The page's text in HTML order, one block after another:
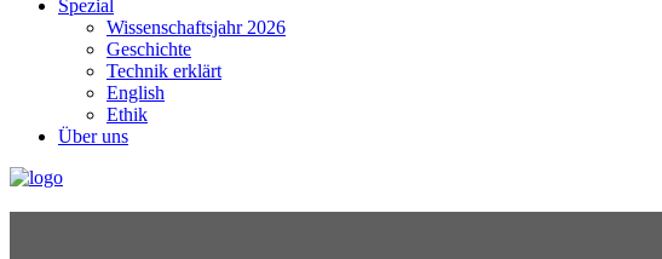
Spezial
Wissenschaftsjahr 2026
Geschichte
Technik erklärt
English
Ethik
Über uns